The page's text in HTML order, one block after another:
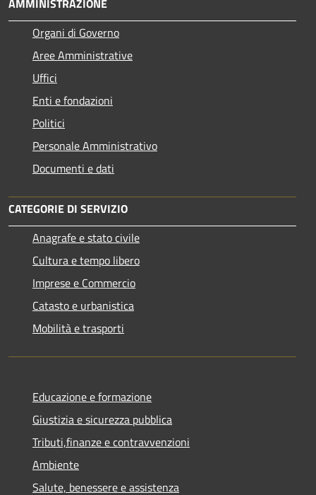
AMMINISTRAZIONE
Organi di Governo
Aree Amministrative
Uffici
Enti e fondazioni
Politici
Personale Amministrativo
Documenti e dati
CATEGORIE DI SERVIZIO
Anagrafe e stato civile
Cultura e tempo libero
Imprese e Commercio
Catasto e urbanistica
Mobilità e trasporti
Educazione e formazione
Giustizia e sicurezza pubblica
Tributi,finanze e contravvenzioni
Ambiente
Salute, benessere e assistenza